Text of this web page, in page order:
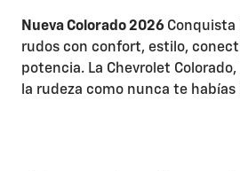
Nueva Colorado 2026 Conquista
rudos con confort, estilo,
potencia. La Chevrolet
la rudeza como nunca te habías